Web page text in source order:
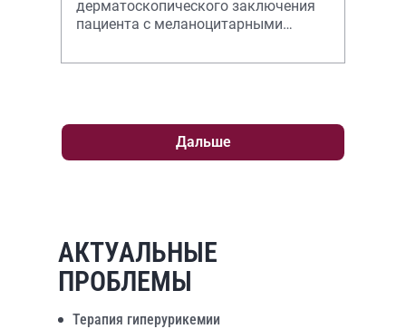
дерматоскопического заключения
пациента с меланоцитарными
Дальше
АКТУАЛЬНЫЕ
ПРОБЛЕМЫ
Терапия гиперурикемии